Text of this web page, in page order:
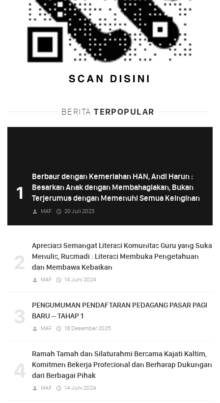
BERITA TERPOPULAR
1
Berbaur dengan Kemeriahan HAN, Andi Harun :
Besarkan Anak dengan Membahagiakan, Bukan
Terjerumus dengan Memenuhi Semua Keinginan
MAF 20 Juli 2023
2
Apresiasi Semangat Literasi Komunitas Guru yang Suka
Menulis, Rusmadi : Literasi Membuka Pengetahuan
dan Membawa Kebaikan
MAF 14 Juni 2024
3
PENGUMUMAN PENDAFTARAN PEDAGANG PASAR PAGI
BARU – TAHAP 1
MAF 18 Desember 2025
4
Ramah Tamah dan Silaturahmi Bersama Kajati Kaltim,
Komitmen Bekerja Profesional dan Berharap Dukungan
dari Berbagai Pihak
MAF 14 Juni 2024